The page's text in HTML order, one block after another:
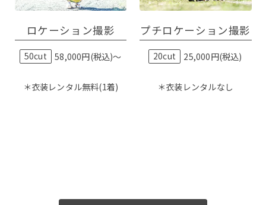
ロケーション撮影
50cut 58,000円(税込)〜
＊衣装レンタル無料(1着)
プチロケーション撮影
20cut 25,000円(税込)
＊衣装レンタルなし